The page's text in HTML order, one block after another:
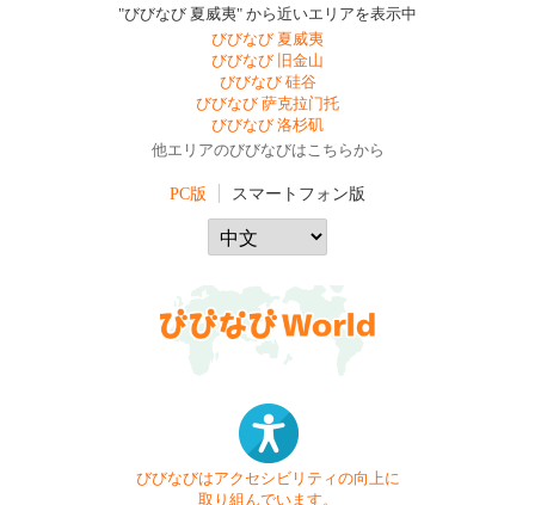
"びびなび 夏威夷" から近いエリアを表示中
びびなび 夏威夷
びびなび 旧金山
びびなび 硅谷
びびなび 萨克拉门托
びびなび 洛杉矶
他エリアのびびなびはこちらから
PC版 スマートフォン版
びびなびはアクセシビリティの向上に
取り組んでいます。